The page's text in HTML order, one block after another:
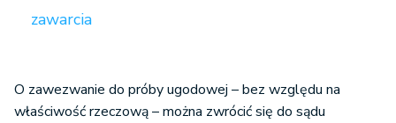
zawarcia
O zawezwanie do próby ugodowej – bez względu na
właściwość rzeczową – można zwrócić się do sądu